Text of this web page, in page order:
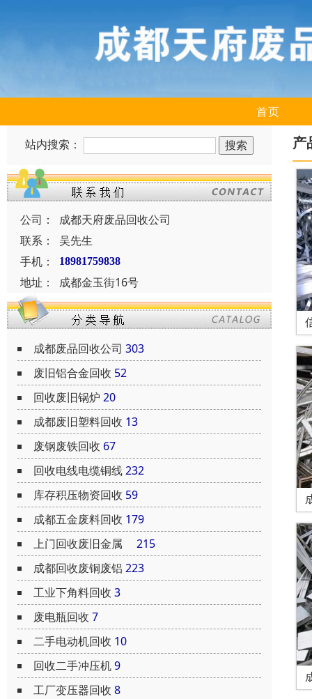
首页
站内搜索：
公司：
成都天府废品回收公司
联系：
吴先生
手机：
18981759838
地址： 成都金玉街16号
成都废品回收公司 303
废旧铝合金回收 52
回收废旧锅炉 20
成都废旧塑料回收 13
废钢废铁回收 67
回收电线电缆铜线232
库存积压物资回收 59
成都五金废料回收 179
上门回收废旧金属
215
成都回收废铜废铝 223
工业下角料回收 3
废电瓶回收 7
二手电动机回收 10
回收二手冲压机9
工厂变压器回收 8
产